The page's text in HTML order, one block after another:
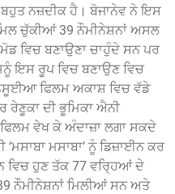
ਬਹੁਤ ਨਜ਼ਦੀਕ ਹੈ। ਬੋਜਾਨੇਵ ਨੇ ਇਸ
ਚੁੱਕੀਆਂ 39 ਨੌਮੀਨੇਸ਼ਨਾਂ ਅਸਲ
ਵਿਚ ਬਣਾਉਣਾ ਚਾਹੁੰਦੇ ਸਨ ਪਰ
ਇਸ ਰੂਪ ਵਿਚ ਬਣਾਉਣ ਵਿਚ
ਫਿਲਮ ਅਕਾਸ਼ ਵਿਚ ਵੱਡੇ
ਰੇਣੂਕਾ ਦੀ ਭੂਮਿਕਾ ਐਨੀ
ਵੇਖ ਕੇ ਅੰਦਾਜ਼ਾ ਲਗਾ ਸਕਦੇ
ਮਸਾਬਾ’ ਨੂੰ ਡਿਜ਼ਾਈਨ ਕਰ
ਵਿਚ ਹੁਣ ਤੱਕ 77 ਵਰ੍ਹਿਆਂ ਦੇ
ਨੌਮੀਨੇਸ਼ਨਾਂ ਮਿਲੀਆਂ ਸਨ ਅਤੇ